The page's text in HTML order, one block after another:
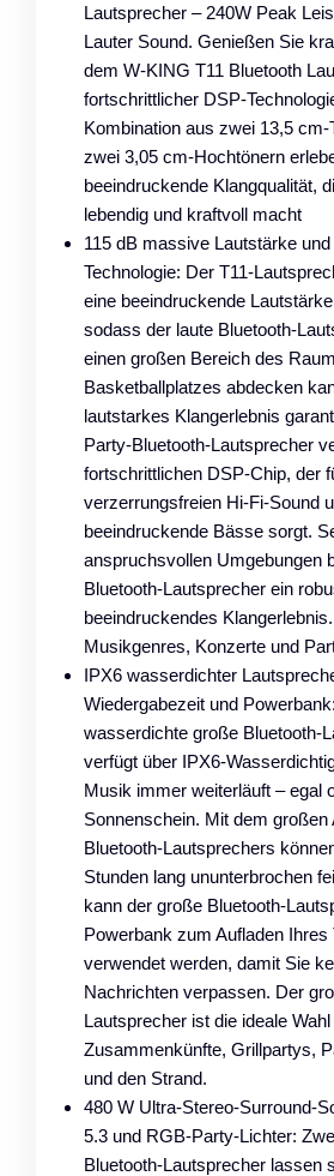
Lautsprecher – 240W Peak
Lauter Sound. Genießen Sie
dem W-KING T11 Bluetooth
fortschrittlicher DSP-
Kombination aus zwei 13,5 cm-
zwei 3,05 cm-Hochtönern
beeindruckende Klangqualität,
lebendig und kraftvoll macht
115 dB massive Lautstärke
Technologie: Der T11-
eine beeindruckende
sodass der laute Bluetooth-
einen großen Bereich des
Basketballplatzes abdecken
lautstarkes Klangerlebnis
Party-Bluetooth-Lautsprecher
fortschrittlichen DSP-Chip, der
verzerrungsfreien Hi-Fi-Sound
beeindruckende Bässe sorgt.
anspruchsvollen Umgebungen
Bluetooth-Lautsprecher ein
beeindruckendes
Musikgenres, Konzerte und
IPX6 wasserdichter
Wiedergabezeit und
wasserdichte große Bluetooth-
verfügt über IPX6-
Musik immer weiterläuft – egal
Sonnenschein. Mit dem
Bluetooth-Lautsprechers
Stunden lang ununterbrochen
kann der große Bluetooth-
Powerbank zum Aufladen Ihres
verwendet werden, damit Sie
Nachrichten verpassen. Der
Lautsprecher ist die ideale
Zusammenkünfte, Grillpartys,
und den Strand.
480 W Ultra-Stereo-Surround-
5.3 und RGB-Party-Lichter:
Bluetooth-Lautsprecher lassen